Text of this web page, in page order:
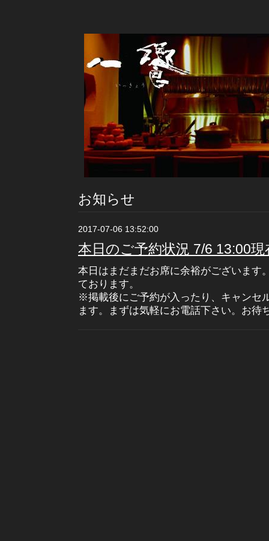
お知らせ
2017-07-06 13:52:00
本日のご予約状況 7/6 13:00現
本日はまだまだお席に余裕がございます
ております。
※掲載後にご予約が入ったり、キャンセ
ます。まずは気軽にお電話下さい。お待